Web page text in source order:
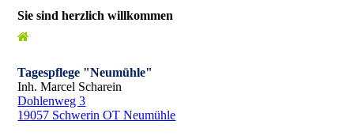
Sie sind herzlich willkommen
Tagespflege "Neumühle"
Inh. Marcel Scharein
Dohlenweg 3
19057 Schwerin OT Neumühle